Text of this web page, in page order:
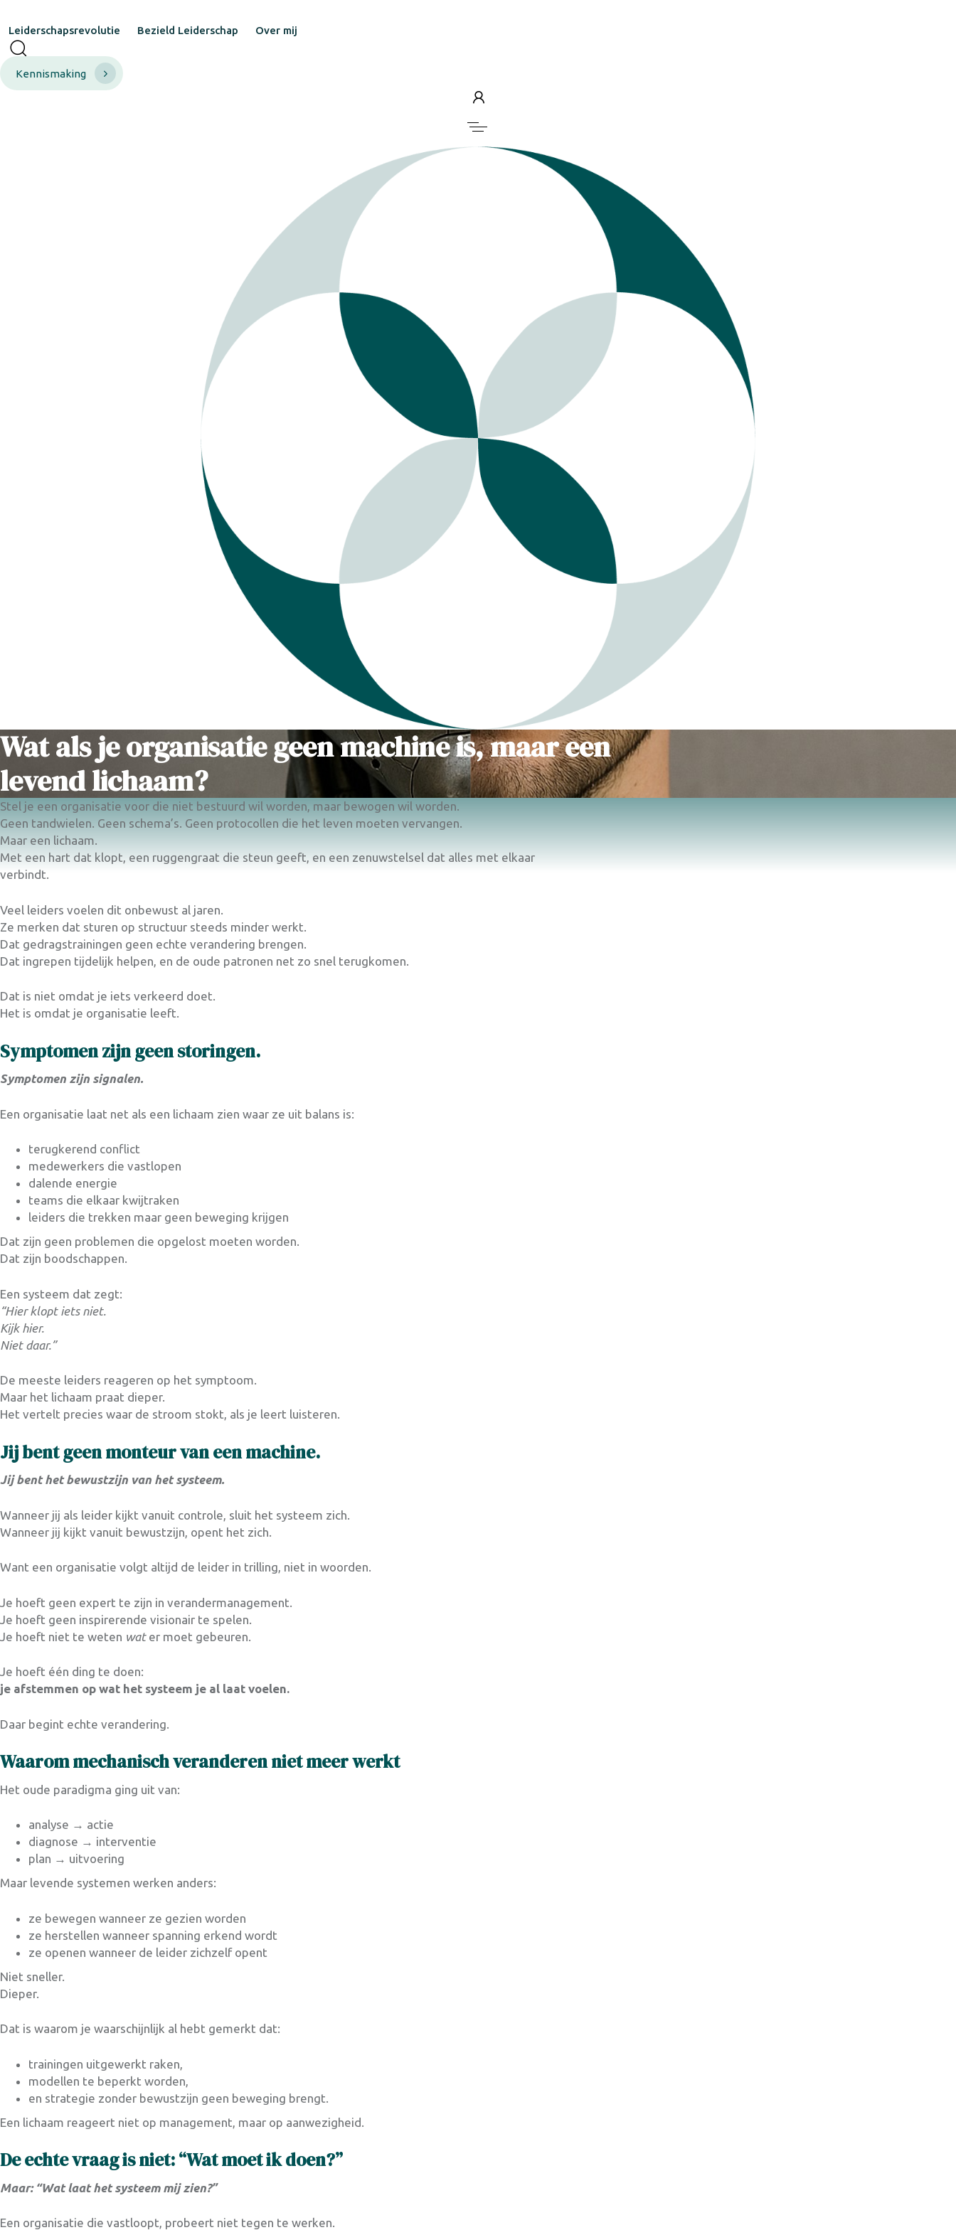
Leiderschapsrevolutie Bezield Leiderschap Over mij
Kennismaking
Wat als je organisatie geen machine is, maar een
levend lichaam?
Stel je een organisatie voor die niet bestuurd wil worden, maar bewogen wil worden.
Geen tandwielen. Geen schema’s. Geen protocollen die het leven moeten vervangen.
Maar een lichaam.
Met een hart dat klopt, een ruggengraat die steun geeft, en een zenuwstelsel dat alles met elkaar
verbindt.
Veel leiders voelen dit onbewust al jaren.
Ze merken dat sturen op structuur steeds minder werkt.
Dat gedragstrainingen geen echte verandering brengen.
Dat ingrepen tijdelijk helpen, en de oude patronen net zo snel terugkomen.
Dat is niet omdat je iets verkeerd doet.
Het is omdat je organisatie leeft.
Symptomen zijn geen storingen.
Symptomen zijn signalen.
Een organisatie laat net als een lichaam zien waar ze uit balans is:
terugkerend conflict
medewerkers die vastlopen
dalende energie
teams die elkaar kwijtraken
leiders die trekken maar geen beweging krijgen
Dat zijn geen problemen die opgelost moeten worden.
Dat zijn boodschappen.
Een systeem dat zegt:
“Hier klopt iets niet.
Kijk hier.
Niet daar.”
De meeste leiders reageren op het symptoom.
Maar het lichaam praat dieper.
Het vertelt precies waar de stroom stokt, als je leert luisteren.
Jij bent geen monteur van een machine.
Jij bent het bewustzijn van het systeem.
Wanneer jij als leider kijkt vanuit controle, sluit het systeem zich.
Wanneer jij kijkt vanuit bewustzijn, opent het zich.
Want een organisatie volgt altijd de leider in trilling, niet in woorden.
Je hoeft geen expert te zijn in verandermanagement.
Je hoeft geen inspirerende visionair te spelen.
Je hoeft niet te weten water moet gebeuren.
Je hoeft één ding te doen:
je afstemmen op wat het systeem je al laat voelen.
Daar begint echte verandering.
Waarom mechanisch veranderen niet meer werkt
Het oude paradigma ging uit van:
analyse → actie
diagnose → interventie
plan → uitvoering
Maar levende systemen werken anders:
ze bewegen wanneer ze gezien worden
ze herstellen wanneer spanning erkend wordt
ze openen wanneer de leider zichzelf opent
Niet sneller.
Dieper.
Dat is waarom je waarschijnlijk al hebt gemerkt dat:
trainingen uitgewerkt raken,
modellen te beperkt worden,
en strategie zonder bewustzijn geen beweging brengt.
Een lichaam reageert niet op management, maar op aanwezigheid.
De echte vraag is niet: “Wat moet ik doen?”
Maar: “Wat laat het systeem mij zien?”
Een organisatie die vastloopt, probeert niet tegen te werken.